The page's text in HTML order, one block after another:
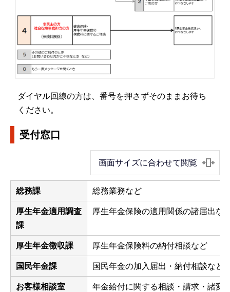
ダイヤル回線の方は、番号を押さずそのままお待ち
ください。
受付窓口
画面サイズに合わせて閲覧
総務課 総務業務など
厚生年金適用調査
課
厚生年金保険の適用関係の諸届出な
厚生年金徴収課 厚生年金保険料の納付相談など
国民年金課 国民年金の加入届出・納付相談など
お客様相談室
年金給付に関する相談・請求・諸変